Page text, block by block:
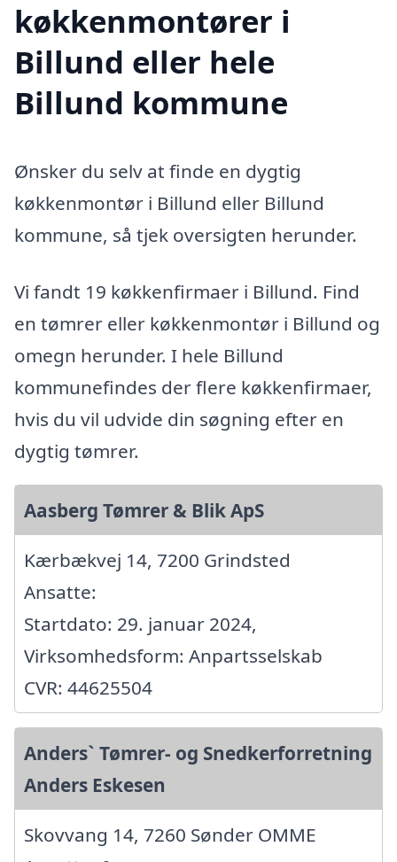
køkkenmontører i
Billund eller hele
Billund kommune
Ønsker du selv at finde en dygtig
køkkenmontør i Billund eller Billund
kommune, så tjek oversigten herunder.
Vi fandt 19 køkkenfirmaer i Billund. Find
en tømrer eller køkkenmontør i Billund og
omegn herunder. I hele Billund
kommunefindes der flere køkkenfirmaer,
hvis du vil udvide din søgning efter en
dygtig tømrer.
Aasberg Tømrer & Blik ApS
Kærbækvej 14, 7200 Grindsted
Ansatte:
Startdato: 29. januar 2024,
Virksomhedsform: Anpartsselskab
CVR: 44625504
Anders` Tømrer- og Snedkerforretning
Anders Eskesen
Skovvang 14, 7260 Sønder OMME